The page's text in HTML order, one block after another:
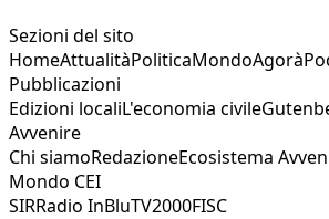
Sezioni del sito
HomeAttualitàPoliticaMondoAgorà
Pubblicazioni
Edizioni localiL'economia civile
Avvenire
Chi siamoRedazioneEcosistema
Mondo CEI
SIRRadio InBluTV2000FISC